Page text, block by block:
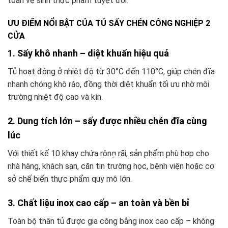
ƯU ĐIỂM NỔI BẬT CỦA TỦ SẤY CHÉN CÔNG NGHIỆP 2
CỬA
1. Sấy khô nhanh – diệt khuẩn hiệu quả
Tủ hoạt động ở nhiệt độ từ 30°C đến 110°C, giúp chén đĩa
nhanh chóng khô ráo, đồng thời diệt khuẩn tối ưu nhờ môi
trường nhiệt độ cao và kín.
2. Dung tích lớn – sấy được nhiều chén đĩa cùng
lúc
Với thiết kế 10 khay chứa rộng rãi, sản phẩm phù hợp cho
nhà hàng, khách sạn, căn tin trường học, bệnh viện hoặc cơ
sở chế biến thực phẩm quy mô lớn.
3. Chất liệu inox cao cấp – an toàn và bền bỉ
Toàn bộ thân tủ được gia công bằng inox cao cấp – không